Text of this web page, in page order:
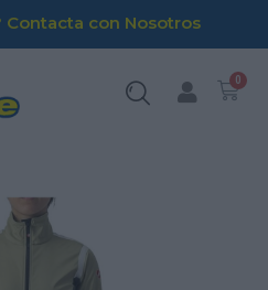
Contacta con Nosotros